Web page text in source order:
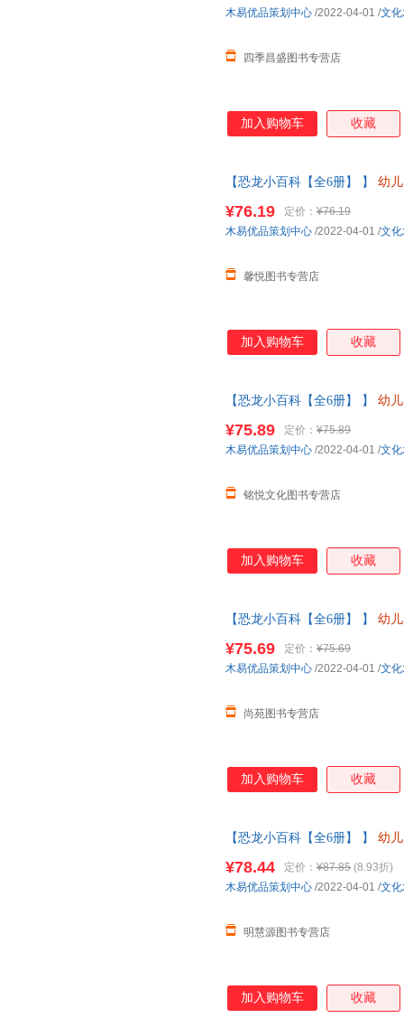
四季昌盛图书专营店
木易优品策划中心 /2022-04-01 /文
加入购物车 收藏
【恐龙小百科【全6册】 】 幼
客服
¥76.19 定价： ¥76.19
馨悦图书专营店
木易优品策划中心 /2022-04-01 /文
加入购物车 收藏
【恐龙小百科【全6册】 】 幼
¥75.89 定价： ¥75.89
铭悦文化图书专营店
木易优品策划中心 /2022-04-01 /文
加入购物车 收藏
【恐龙小百科【全6册】 】 幼
【让您无忧购物】
¥75.69 定价： ¥75.69
尚苑图书专营店
木易优品策划中心 /2022-04-01 /文
加入购物车 收藏
【恐龙小百科【全6册】 】 幼
¥78.44 定价： ¥87.85 (8.93折)
明慧源图书专营店
木易优品策划中心 /2022-04-01 /文
加入购物车 收藏